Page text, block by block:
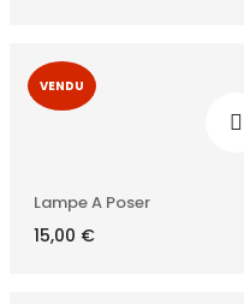
VENDU
Lampe A Poser
15,00 €